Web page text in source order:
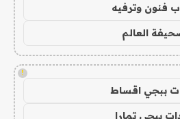
فنون وترفيه
العالم
!
ببجي اقساط
ببجي تمارا